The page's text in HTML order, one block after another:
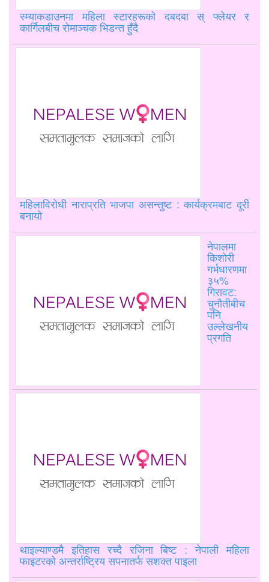
स्म्याकडाउनमा महिला स्टारहरूको दबदबा स् फ्लेयर र
कार्गिलबीच रोमाञ्चक भिडन्त हुँदै
महिलाविरोधी नाराप्रति भाजपा असन्तुष्ट : कार्यक्रमबाट दूरी
बनायो
नेपालमा
किशोरी
गर्भधारणमा
३५%
गिरावट:
चुनौतीबीच
पनि
उल्लेखनीय
प्रगति
थाइल्याण्डमै इतिहास रच्दै रजिना बिष्ट : नेपाली महिला
फाइटरको अन्तर्राष्ट्रिय सपनातर्फ सशक्त पाइला